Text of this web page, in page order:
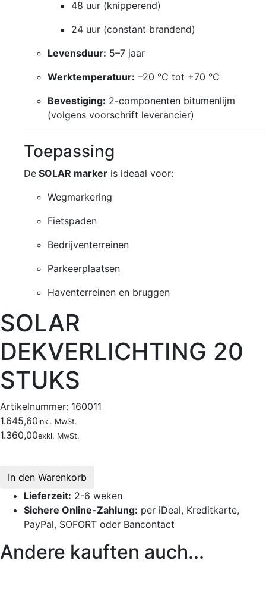
48 uur (knipperend)
24 uur (constant brandend)
Levensduur: 5–7 jaar
Werktemperatuur: –20 °C tot +70 °C
Bevestiging: 2-componenten bitumenlijm
(volgens voorschrift leverancier)
Toepassing
De SOLAR marker is ideaal voor:
Wegmarkering
Fietspaden
Bedrijventerreinen
Parkeerplaatsen
Haventerreinen en bruggen
SOLAR
DEKVERLICHTING 20
STUKS
Artikelnummer: 160011
1.645,60inkl. MwSt.
1.360,00exkl. MwSt.
In den Warenkorb
Lieferzeit: 2-6 weken
Sichere Online-Zahlung: per iDeal, Kreditkarte,
PayPal, SOFORT oder Bancontact
Andere kauften auch...